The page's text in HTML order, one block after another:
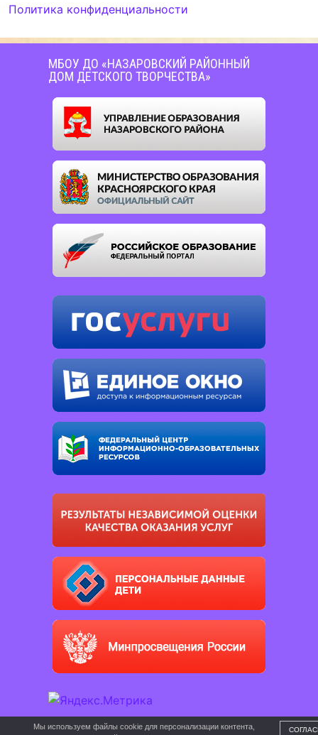
Политика конфиденциальности
МБОУ ДО «НАЗАРОВСКИЙ РАЙОННЫЙ
ДОМ ДЕТСКОГО ТВОРЧЕСТВА»
Мы используем файлы cookie для персонализации контента,